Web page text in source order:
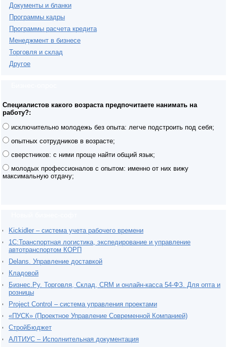
Документы и бланки
Программы кадры
Программы расчета кредита
Менеджмент в бизнесе
Торговля и склад
Другое
Специалистов какого возраста предпочитаете нанимать на
работу?:
исключительно молодежь без опыта: легче подстроить под себя;
опытных сотрудников в возрасте;
сверстников: с ними проще найти общий язык;
молодых профессионалов с опытом: именно от них вижу
максимальную отдачу;
Kickidler – система учета рабочего времени
1С:Транспортная логистика, экспедирование и управление
автотранспортом КОРП
Delans. Управление доставкой
Кладовой
Бизнес.Ру. Торговля, Склад, CRM и онлайн-касса 54-ФЗ. Для опта и
розницы
Project Сontrol – система управления проектами
«ПУСК» (Проектное Управление Современной Компанией)
СтройБюджет
АЛТИУС – Исполнительная документация